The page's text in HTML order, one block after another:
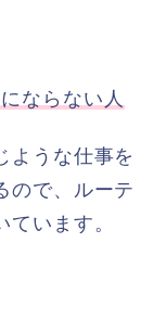
ならない人
ような仕事を
ので、ルーテ
います。